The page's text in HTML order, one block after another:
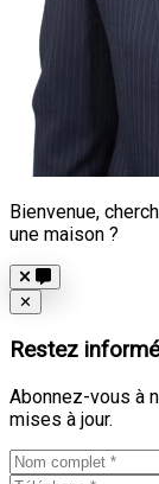
Bienvenue,
une maison ?
Close
✕
Restez
Abonnez-vous à
mises à jour.